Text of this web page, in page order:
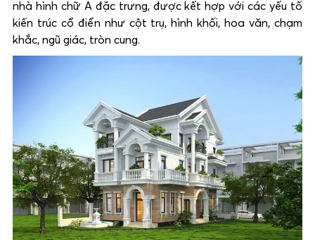
nhà hình chữ A đặc trưng, được kết hợp với các yếu tố
kiến trúc cổ điển như cột trụ, hình khối, hoa văn, chạm
khắc, ngũ giác, tròn cung.